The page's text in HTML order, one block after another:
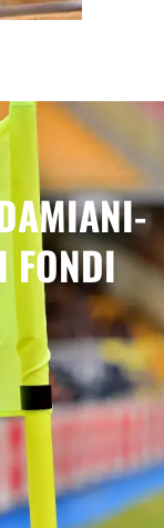
FONDI